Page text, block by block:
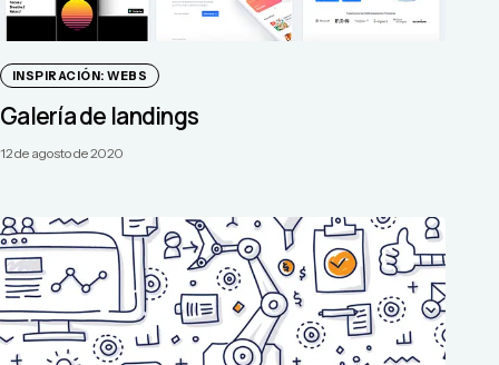
INSPIRACIÓN: WEBS
Galería de landings
12 de agosto de 2020